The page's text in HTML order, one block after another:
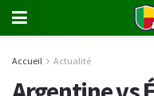
Accueil Actualité